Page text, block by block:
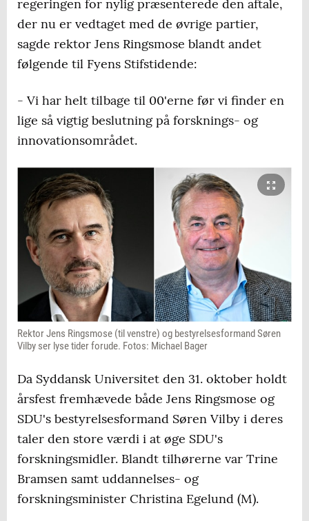
regeringen for nylig præsenterede den aftale,
der nu er vedtaget med de øvrige partier,
sagde rektor Jens Ringsmose blandt andet
følgende til Fyens Stifstidende:
- Vi har helt tilbage til 00'erne før vi finder en
lige så vigtig beslutning på forsknings- og
innovationsområdet.
Rektor Jens Ringsmose (til venstre) og bestyrelsesformand Søren
Vilby ser lyse tider forude. Fotos: Michael Bager
Da Syddansk Universitet den 31. oktober holdt
årsfest fremhævede både Jens Ringsmose og
SDU's bestyrelsesformand Søren Vilby i deres
taler den store værdi i at øge SDU's
forskningsmidler. Blandt tilhørerne var Trine
Bramsen samt uddannelses- og
forskningsminister Christina Egelund (M).